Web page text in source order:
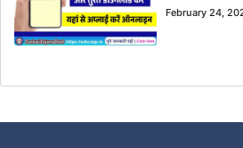
February 24,